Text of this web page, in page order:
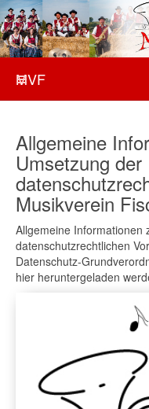
MVF
Allgemeine
Umsetzung der
Musikverein
Allgemeine Informationen
datenschutzrechtlichen
Datenschutz-
hier heruntergeladen